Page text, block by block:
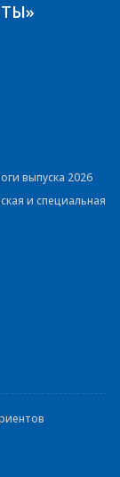
выпуска 2026
и специальная